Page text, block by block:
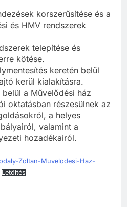
korszerűsítése és a
és HMV rendszerek
telepítése és
kötése.
keretén belül
kerül kialakításra.
a Művelődési ház
oktatásban részesülnek az
a helyes
valamint a
hozadékairól.
Zoltan-Muvelodesi-Haz-
Letöltés